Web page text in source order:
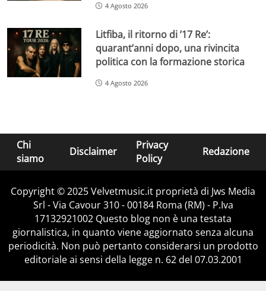
4 Agosto 2026
Litfiba, il ritorno di ’17 Re’:
quarant’anni dopo, una rivincita
politica con la formazione storica
4 Agosto 2026
Chi
siamo
Disclaimer
Privacy
Policy
Redazione
Copyright © 2025 Velvetmusic.it proprietà di Jws Media
Srl - Via Cavour 310 - 00184 Roma (RM) - P.Iva
17132921002 Questo blog non è una testata
giornalistica, in quanto viene aggiornato senza alcuna
periodicità. Non può pertanto considerarsi un prodotto
editoriale ai sensi della legge n. 62 del 07.03.2001